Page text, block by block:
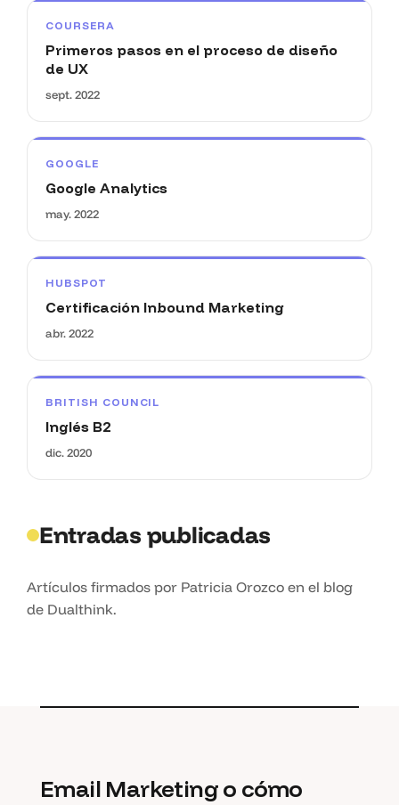
COURSERA
Primeros pasos en el proceso de diseño
de UX
sept. 2022
GOOGLE
Google Analytics
may. 2022
HUBSPOT
Certificación Inbound Marketing
abr. 2022
BRITISH COUNCIL
Inglés B2
dic. 2020
Entradas publicadas
Artículos firmados por Patricia Orozco en el blog
de Dualthink.
Email Marketing o cómo